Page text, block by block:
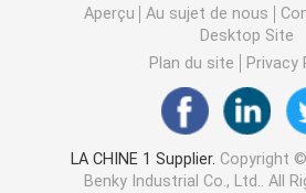
Moulages par injection en
la lingotière de moulage
Les pièces d'auto de moulage
Aperçu Au sujet de nous
Desktop Site
Plan du site
Privacy
LA CHINE 1 Supplier. Copyright
Benky Industrial Co., Ltd.. All